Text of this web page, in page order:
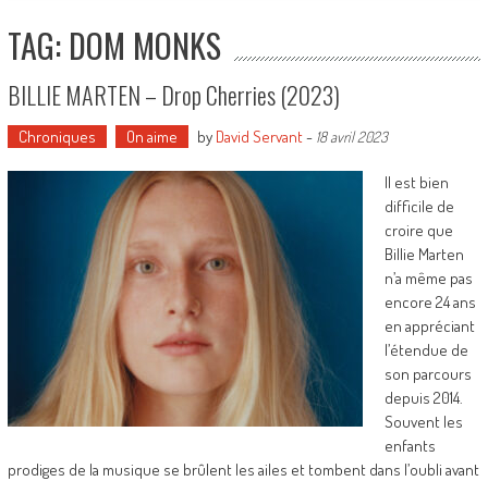
TAG: DOM MONKS
BILLIE MARTEN – Drop Cherries (2023)
Chroniques On aime by David Servant- 18 avril 2023
Il est bien
difficile de
croire que
Billie Marten
n’a même pas
encore 24 ans
en appréciant
l’étendue de
son parcours
depuis 2014.
Souvent les
enfants
prodiges de la musique se brûlent les ailes et tombent dans l’oubli avant